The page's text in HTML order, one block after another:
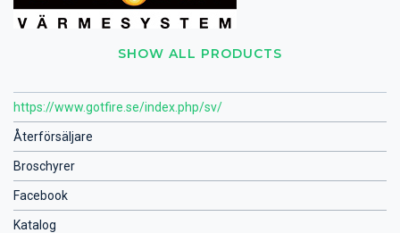
SHOW ALL PRODUCTS
https://www.gotfire.se/index.php/sv/
Återförsäljare
Broschyrer
Facebook
Katalog